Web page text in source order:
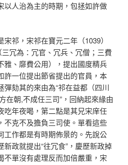
以人治為主的時期，包拯如許做
祁，宋祁在寶元二年（1039）
三冗為：冗官、冗兵、冗僧；三費
雅、靡費公用），提出國度精兵
許一位提出節省提出的官員，本
彈劾其的來由為“祁在益都（四川
在朝,不成任三司”，回納起來緣由
吃年夜喝，第二點是其兄宋庠任
不克不及擔負三司使。單看這些
工作都是有時期佈景的。先說公
政就提出“往冗食”，慶歷新政掉
不單沒有處理反而加倍嚴重，宋